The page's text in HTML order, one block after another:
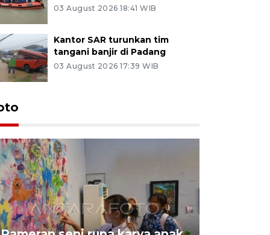
03 August 2026 18:41 WIB
Kantor SAR turunkan tim
tangani banjir di Padang
03 August 2026 17:39 WIB